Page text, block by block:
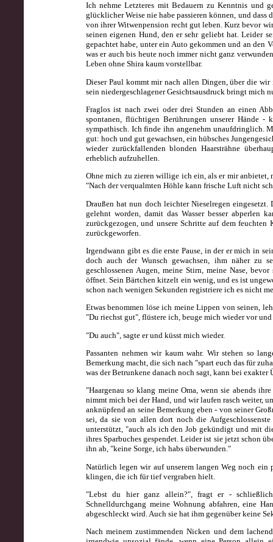
Ichnehme Letzteres mit Bedauern zu Kenntnis und
glücklicher Weise nie habe passieren können, und dass
von ihrer Witwenpension recht gut leben. Kurz bevor
seinen eigenen Hund, den er sehr geliebt hat. Leider
gepachtet habe, unter ein Auto gekommen und an den
was er auch bis heute noch immer nicht ganz
Leben ohne Shira kaum vorstellbar.
Dieser Paul kommt mir nach allen Dingen, über die
sein niedergeschlagener Gesichtsausdruck bringt mich
Fraglos ist nach zwei oder drei Stunden an einen
spontanen, flüchtigen Berührungen unserer Hände
sympathisch. Ich finde ihn angenehm unaufdringlich.
gut: hoch und gut gewachsen, ein hübsches
wieder zurückfallenden blonden Haarsträhne
erheblich aufzuhellen.
Ohne mich zu zieren willige ich ein, als er mir anbietet,
"Nach der verqualmten Höhle kann frische Luft nicht
Draußen hat nun doch leichter Nieselregen
gelehnt worden, damit das Wasser besser abperlen
zurückgezogen, und unsere Schritte auf dem
zurückgeworfen.
Irgendwann gibt es die erste Pause, in der er mich in
doch auch der Wunsch gewachsen, ihm näher zu
geschlossenen Augen, meine Stirn, meine Nase,
öffnet. Sein Bärtchen kitzelt ein wenig, und es ist
schon nach wenigen Sekunden registriere ich es nicht
Etwas benommen löse ich meine Lippen von seinen,
"Du riechst gut", flüstere ich, beuge mich wieder vor und
"Du auch", sagte er und küsst mich wieder.
Passanten nehmen wir kaum wahr. Wir stehen so
Bemerkung macht, die sich nach "spart euch das für
was der Betrunkene danach noch sagt, kann bei
"Haargenau so klang meine Oma, wenn sie abends
nimmt mich bei der Hand, und wir laufen rasch weiter,
anknüpfend an seine Bemerkung eben - von seiner
sei, da sie von allen dort noch die
unterstützt, "auch als ich den Job gekündigt und mit
ihres Sparbuches gespendet. Leider ist sie jetzt schon
ihn ab, "keine Sorge, ich habs überwunden."
Natürlich legen wir auf unserem langen Weg noch ein
klingen, die ich für tief vergraben hielt.
"Lebst du hier ganz allein?", fragt er -
Schnelldurchgang meine Wohnung abfahren, eine
abgeschleckt wird. Auch sie hat ihm gegenüber keine
Nach meinem zustimmenden Nicken und dem